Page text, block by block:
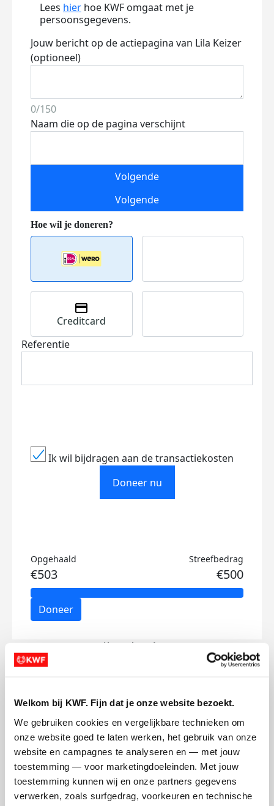
Welkom bij KWF. Fijn dat je onze website bezoekt.
We gebruiken cookies en vergelijkbare technieken om
onze website goed te laten werken, het gebruik van onze
website en campagnes te analyseren en — met jouw
toestemming — voor marketingdoeleinden. Met jouw
toestemming kunnen wij en onze partners gegevens
verwerken, zoals surfgedrag, voorkeuren en technische
Lees hier hoe KWF omgaat met je
persoonsgegevens.
Jouw bericht op de actiepagina van Lila Keizer
(optioneel)
0/150
Naam die op de pagina verschijnt
Volgende
Volgende
Creditcard
Referentie
Ik wil bijdragen aan de transactiekosten
Doneer nu
Opgehaald
€503
Streefbedrag
€500
Doneer
Lila's badges